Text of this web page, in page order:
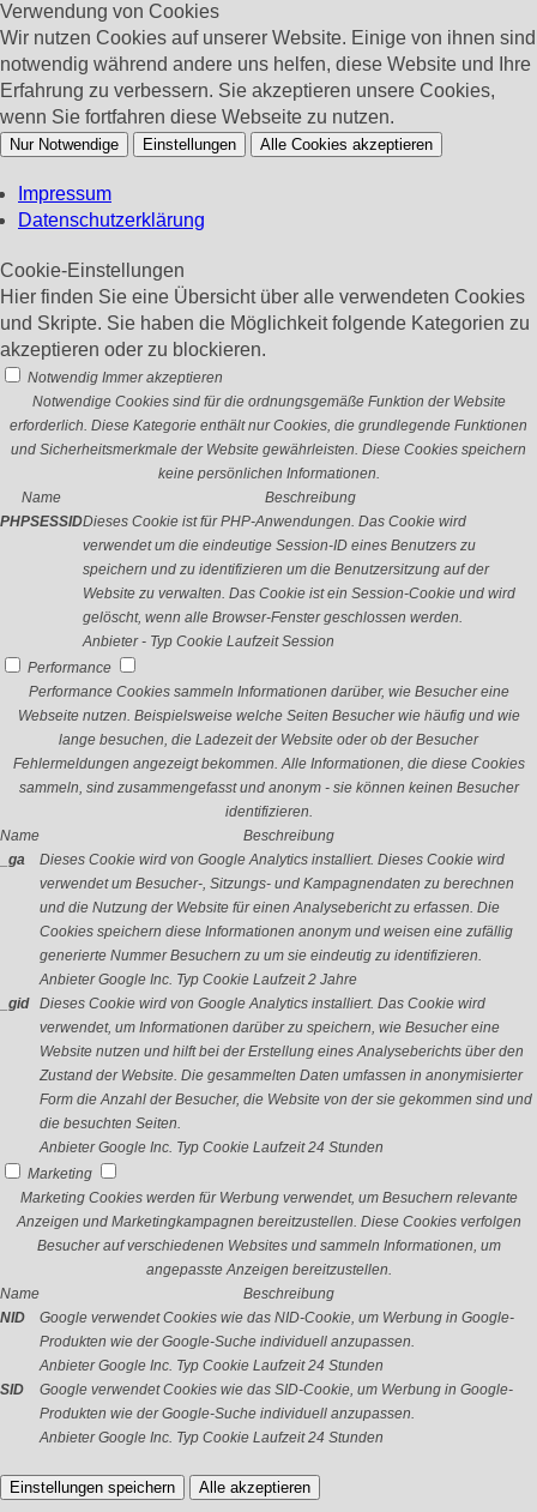
Verwendung von Cookies
Wir nutzen Cookies auf unserer Website. Einige von ihnen sind
notwendig während andere uns helfen, diese Website und Ihre
Erfahrung zu verbessern. Sie akzeptieren unsere Cookies,
wenn Sie fortfahren diese Webseite zu nutzen.
Nur Notwendige Einstellungen Alle Cookies akzeptieren
Impressum
Datenschutzerklärung
Cookie-Einstellungen
Hier finden Sie eine Übersicht über alle verwendeten Cookies
und Skripte. Sie haben die Möglichkeit folgende Kategorien zu
akzeptieren oder zu blockieren.
Notwendig Immer akzeptieren
Notwendige Cookies sind für die ordnungsgemäße Funktion der Website
erforderlich. Diese Kategorie enthält nur Cookies, die grundlegende Funktionen
und Sicherheitsmerkmale der Website gewährleisten. Diese Cookies speichern
keine persönlichen Informationen.
Name
Beschreibung
PHPSESSIDDieses Cookie ist für PHP-Anwendungen. Das Cookie wird
verwendet um die eindeutige Session-ID eines Benutzers zu
speichern und zu identifizieren um die Benutzersitzung auf der
Website zu verwalten. Das Cookie ist ein Session-Cookie und wird
gelöscht, wenn alle Browser-Fenster geschlossen werden.
Anbieter - Typ Cookie Laufzeit Session
Performance
Performance Cookies sammeln Informationen darüber, wie Besucher eine
Webseite nutzen. Beispielsweise welche Seiten Besucher wie häufig und wie
lange besuchen, die Ladezeit der Website oder ob der Besucher
Fehlermeldungen angezeigt bekommen. Alle Informationen, die diese Cookies
sammeln, sind zusammengefasst und anonym - sie können keinen Besucher
identifizieren.
Name
Beschreibung
_ga
Dieses Cookie wird von Google Analytics installiert. Dieses Cookie wird
verwendet um Besucher-, Sitzungs- und Kampagnendaten zu berechnen
und die Nutzung der Website für einen Analysebericht zu erfassen. Die
Cookies speichern diese Informationen anonym und weisen eine zufällig
generierte Nummer Besuchern zu um sie eindeutig zu identifizieren.
Anbieter Google Inc. Typ Cookie Laufzeit 2 Jahre
_gid
Dieses Cookie wird von Google Analytics installiert. Das Cookie wird
verwendet, um Informationen darüber zu speichern, wie Besucher eine
Website nutzen und hilft bei der Erstellung eines Analyseberichts über den
Zustand der Website. Die gesammelten Daten umfassen in anonymisierter
Form die Anzahl der Besucher, die Website von der sie gekommen sind und
die besuchten Seiten.
Anbieter Google Inc. Typ Cookie Laufzeit 24 Stunden
Marketing
Marketing Cookies werden für Werbung verwendet, um Besuchern relevante
Anzeigen und Marketingkampagnen bereitzustellen. Diese Cookies verfolgen
Besucher auf verschiedenen Websites und sammeln Informationen, um
angepasste Anzeigen bereitzustellen.
Name
Beschreibung
NID
Google verwendet Cookies wie das NID-Cookie, um Werbung in Google-
Produkten wie der Google-Suche individuell anzupassen.
Anbieter Google Inc. Typ Cookie Laufzeit 24 Stunden
SID
Google verwendet Cookies wie das SID-Cookie, um Werbung in Google-
Produkten wie der Google-Suche individuell anzupassen.
Anbieter Google Inc. Typ Cookie Laufzeit 24 Stunden
Einstellungen speichern Alle akzeptieren